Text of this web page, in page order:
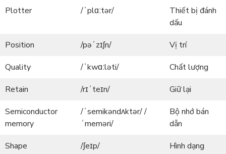
Plotter
/ˈplɑːtər/
Thiết bị đánh
dấu
Position
/pəˈzɪʃn/
Vị trí
Quality
/ˈkwɑːləti/
Chất lượng
Retain
/rɪˈteɪn/
Giữ lại
Semiconductor
memory
/ˈsemikəndʌktər/ /
ˈmeməri/
Bộ nhớ bán
dẫn
Shape
/ʃeɪp/ Hình dạng